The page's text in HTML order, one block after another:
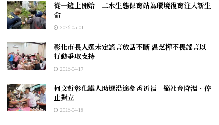
從一鏟土開始 二水生態保育站為環境復育注入新生
命
2026-05-01
彰化市長人選未定謠言放話不斷 温芝樺不畏謠言以
行動爭取支持
2026-04-17
柯文哲彰化鐵人助選沿途參香祈福 籲社會降溫、停
止對立
2026-04-18